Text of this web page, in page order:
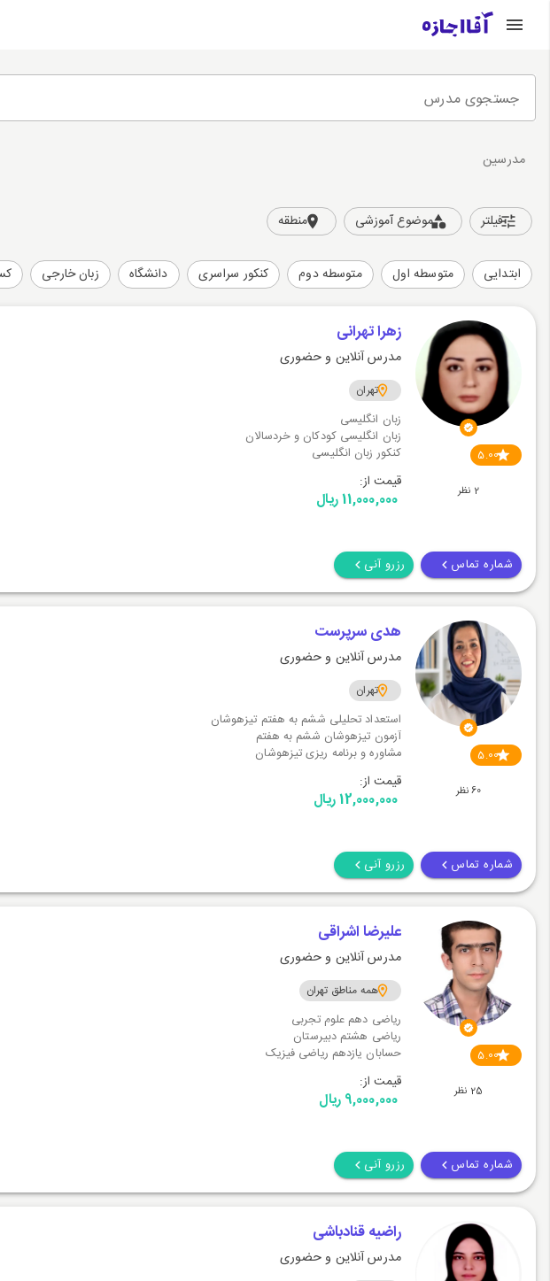
جستجوی مدرس
مدرسین
فیلتر موضوع آموزشی منطقه
ابتدایی متوسطه اول متوسطه دوم کنکور سراسری دانشگاه زبان خارجی
5.00
2 نظر
زهرا ‌تهرانی
مدرس آنلاین و حضوری
تهران
زبان انگلیسی
زبان انگلیسی کودکان و خردسالان
کنکور زبان انگلیسی
قیمت از:
11,000,000 ریال
شماره تماس رزرو آنی
5.00
60 نظر
هدی سرپرست
مدرس آنلاین و حضوری
تهران
استعداد تحلیلی ششم به هفتم تیزهوشان
آزمون تیزهوشان ششم به هفتم
مشاوره و برنامه ریزی تیزهوشان
قیمت از:
12,000,000 ریال
شماره تماس رزرو آنی
5.00
25 نظر
علیرضا اشراقی
مدرس آنلاین و حضوری
همه مناطق تهران
ریاضی دهم علوم تجربی
ریاضی هشتم دبیرستان
حسابان یازدهم ریاضی فیزیک
قیمت از:
9,000,000 ریال
شماره تماس رزرو آنی
راضیه قنادباشی
مدرس آنلاین و حضوری